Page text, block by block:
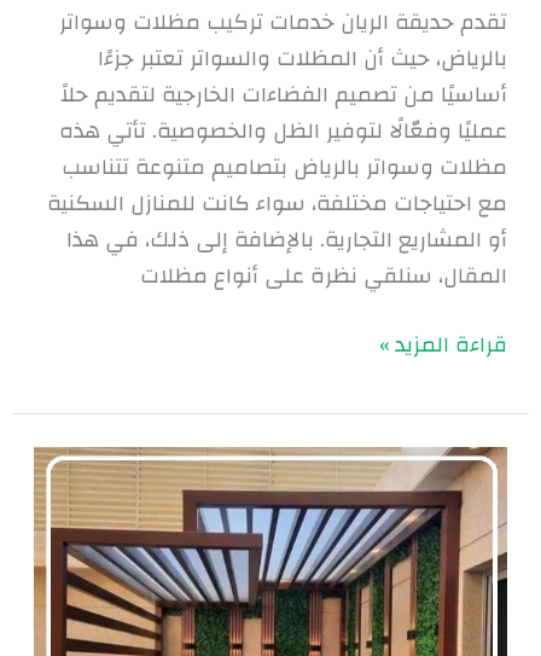
تقدم حديقة الريان خدمات تركيب مظلات وسواتر
بالرياض، حيث أن المظلات والسواتر تعتبر جزءًا
أساسيًا من تصميم الفضاءات الخارجية لتقديم حلاً
عمليًا وفعّالًا لتوفير الظل والخصوصية. تأتي هذه
مظلات وسواتر بالرياض بتصاميم متنوعة تتناسب
مع احتياجات مختلفة، سواء كانت للمنازل السكنية
أو المشاريع التجارية. بالإضافة إلى ذلك، في هذا
المقال، سنلقي نظرة على أنواع مظلات
قراءة المزيد »
تصاميم
مظلات
حدائق
بالرياض
0560048269